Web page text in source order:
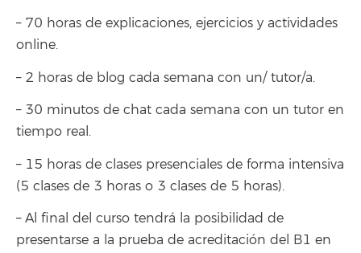
– 70 horas de explicaciones, ejercicios y actividades
online.
– 2 horas de blog cada semana con un/ tutor/a.
– 30 minutos de chat cada semana con un tutor en
tiempo real.
– 15 horas de clases presenciales de forma intensiva
(5 clases de 3 horas o 3 clases de 5 horas).
– Al final del curso tendrá la posibilidad de
presentarse a la prueba de acreditación del B1 en